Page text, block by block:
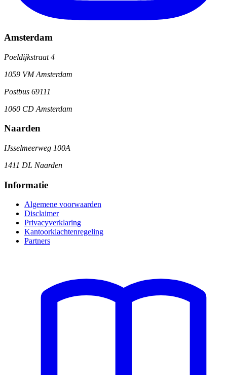
Amsterdam
Poeldijkstraat 4
1059 VM Amsterdam
Postbus 69111
1060 CD Amsterdam
Naarden
IJsselmeerweg 100A
1411 DL Naarden
Informatie
Algemene voorwaarden
Disclaimer
Privacyverklaring
Kantoorklachtenregeling
Partners